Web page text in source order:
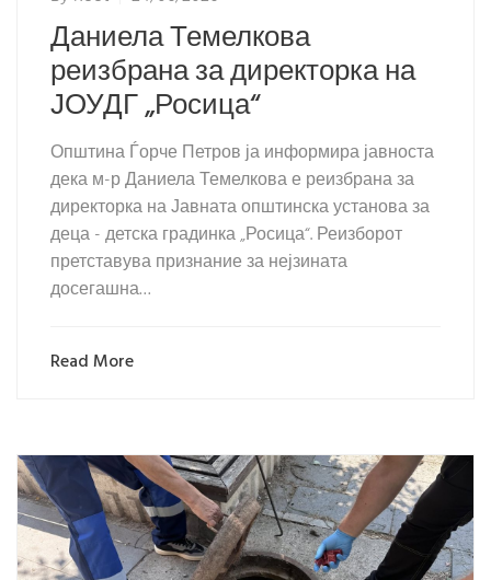
Даниела Темелкова
реизбрана за директорка на
ЈОУДГ „Росица“
Општина Ѓорче Петров ја информира јавноста
дека м-р Даниела Темелкова е реизбрана за
директорка на Јавната општинска установа за
деца - детска градинка „Росица“. Реизборот
претставува признание за нејзината
досегашна…
Read More